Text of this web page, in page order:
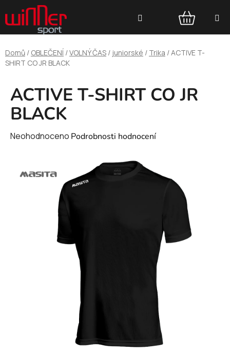
na
obsah
NÁKUPNÍ
KOŠÍK
Domů / OBLEČENÍ /VOLNÝ ČAS / juniorské / Trika /ACTIVE T-
SHIRT CO JR BLACK
ACTIVE T-SHIRT CO JR
BLACK
Průměrné
Neohodnoceno Podrobnosti hodnocení